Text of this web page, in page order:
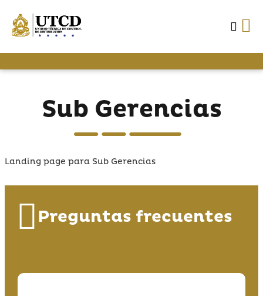
Sub Gerencias
Landing page para Sub Gerencias
Preguntas frecuentes